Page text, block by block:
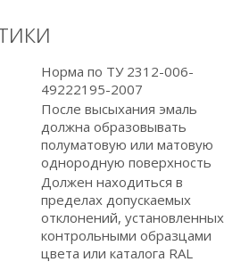
Норма по ТУ 2312-006-
49222195-2007
После высыхания эмаль
должна образовывать
полуматовую или матовую
однородную поверхность
Должен находиться в
пределах допускаемых
отклонений, установленных
контрольными образцами
цвета или каталога RAL